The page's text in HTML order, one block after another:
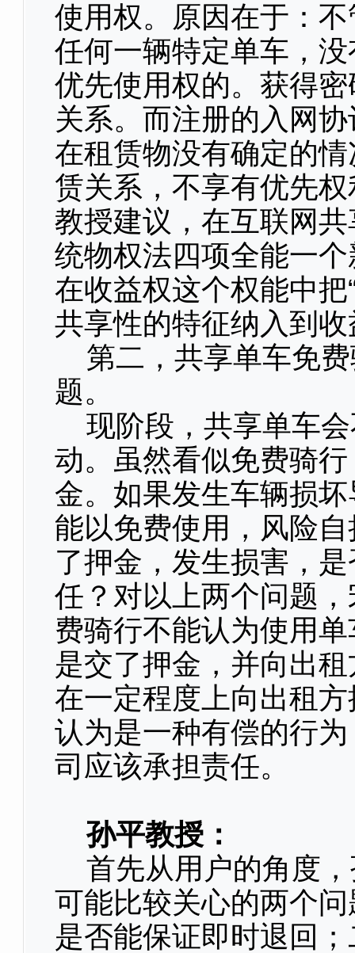
使用权。原因在于：
任何一辆特定单车，
优先使用权的。获得
关系。而注册的入网
在租赁物没有确定的
赁关系，不享有优先
教授建议，在互联网
统物权法四项全能一
在收益权这个权能中把
共享性的特征纳入到
第二，共享单车免费
题。
现阶段，共享单车会
动。虽然看似免费骑
金。如果发生车辆损
能以免费使用，风险
了押金，发生损害，
任？对以上两个问题
费骑行不能认为使用
是交了押金，并向出
在一定程度上向出租
认为是一种有偿的行
司应该承担责任。
孙平教授：
首先从用户的角度，
可能比较关心的两个
是否能保证即时退回